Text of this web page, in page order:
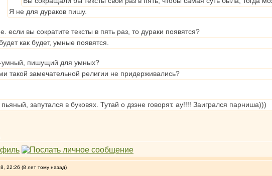
Я не для дураков пишу.
если вы сократите тексты в пять раз, то дураки появятся?
как будет, умные появятся.
умный, пишущий для умных?
такой замечательной религии не придерживались?
запутался в буковях. Тутай о дзэне говорят. ау!!!! Заигрался парниша)))
22:26 (8 лет тому назад)